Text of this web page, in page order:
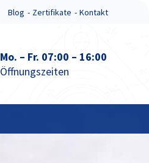
Blog Zertifikate Kontakt
Mo. – Fr. 07:00 – 16:00
Öffnungszeiten